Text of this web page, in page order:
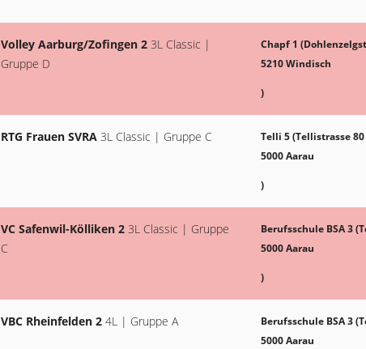
Volley Aarburg/Zofingen 2 3L Classic |
Gruppe D
Chapf 1
5210 Windisch
)
RTG Frauen SVRA 3L Classic | Gruppe C
Telli 5 (Tellistrasse 80
5000 Aarau
)
VC Safenwil-Kölliken 2 3L Classic | Gruppe
C
Berufsschule BSA 3
5000 Aarau
)
VBC Rheinfelden 2 4L | Gruppe A
Berufsschule BSA 3
5000 Aarau